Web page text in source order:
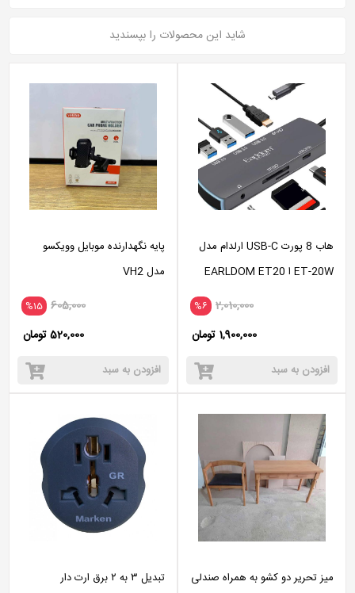
شاید این محصولات را بپسندید
هاب 8 پورت USB-C ارلدام مدل
ET-20W ا EARLDOM ET20
%6 2,010,000
1,900,000 تومان
افزودن به سبد
پایه نگهدارنده موبایل وویکسو
مدل VH2
%15 605,000
520,000 تومان
افزودن به سبد
میز تحریر دو کشو به همراه صندلی
تبدیل ۳ به ۲ برق ارت دار